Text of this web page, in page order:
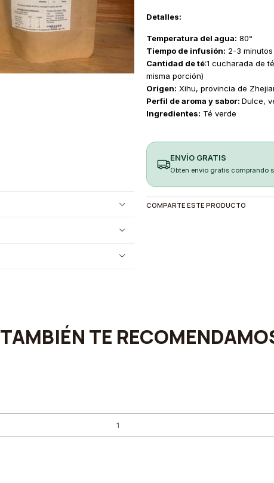
Detalles:
Temperatura del agua: 80°
Tiempo de infusión: 2-3 minutos
Cantidad de té:1 cucharada de
misma porción)
Origen: Xihu, provincia de
Perfil de aroma y sabor: Dulce,
Ingredientes: Té verde
ENVÍO GRATIS
Obten envio gratis comprando
COMPARTE ESTE PRODUCTO
TAMBIÉN TE